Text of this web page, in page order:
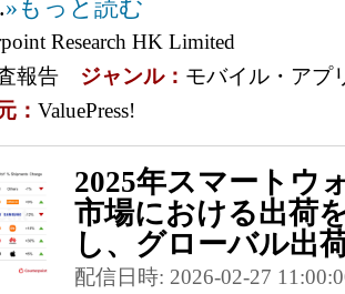
»もっと読む
Research HK Limited
報告 ジャンル： モバイル・アプ
： ValuePress!
2025年スマートウ
市場における出荷
し、グローバル出
配信日時: 2026-02-27